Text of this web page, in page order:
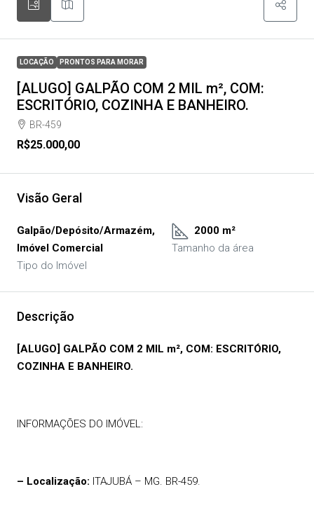
LOCAÇÃO PRONTOS PARA MORAR
[ALUGO] GALPÃO COM 2 MIL m², COM:
ESCRITÓRIO, COZINHA E BANHEIRO.
BR-459
R$25.000,00
Visão Geral
Galpão/Depósito/Armazém,
Imóvel Comercial
Tipo do Imóvel
2000 m²
Tamanho da área
Descrição
[ALUGO] GALPÃO COM 2 MIL m², COM: ESCRITÓRIO,
COZINHA E BANHEIRO.
INFORMAÇÕES DO IMÓVEL:
– Localização: ITAJUBÁ – MG. BR-459.